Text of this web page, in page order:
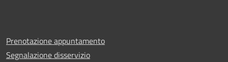
Prenotazione appuntamento
Segnalazione disservizio